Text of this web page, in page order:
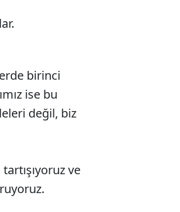
birinci
ise bu
değil, biz
ve